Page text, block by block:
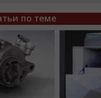
по теме